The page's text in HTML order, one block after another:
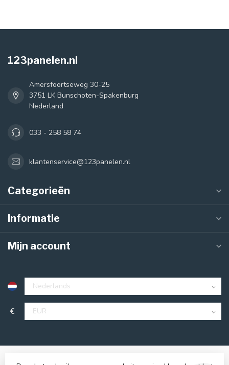
123panelen.nl
Amersfoortseweg 30-25
3751 LK Bunschoten-Spakenburg
Nederland
033 - 258 58 74
klantenservice@123panelen.nl
Categorieën
Informatie
Mijn account
€